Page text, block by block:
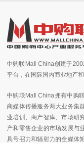
中购联Mall China创建于
平台，在国际国内商业地产
中购联Mall China拥有中购
商媒体传播服务两大业务集
业培训、商产智库、市场研
产和零售企业的市场发展与
具号召力和辐射力的全媒体